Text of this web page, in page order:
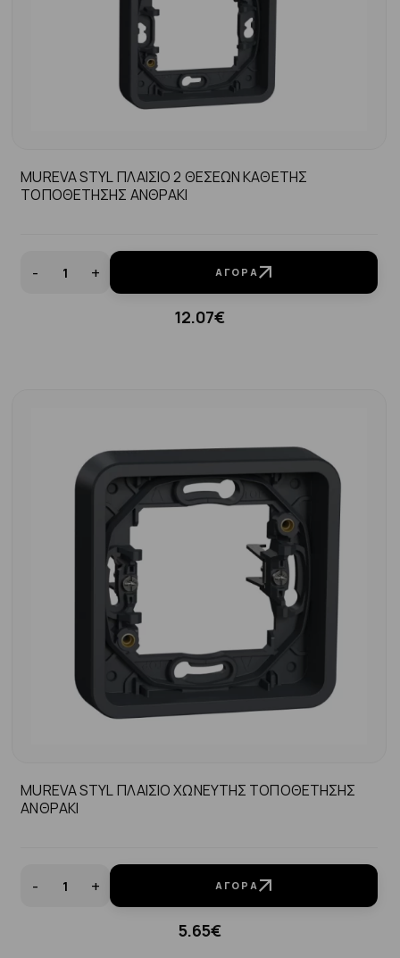
MUREVA STYL ΠΛΑΙΣΙΟ 2 ΘΕΣΕΩΝ ΚΑΘΕΤΗΣ
ΤΟΠΟΘΕΤΗΣΗΣ ΑΝΘΡΑΚΙ
- + ΑΓΟΡΆ
12.07€
MUREVA STYL ΠΛΑΙΣΙΟ ΧΩΝΕΥΤΗΣ ΤΟΠΟΘΕΤΗΣΗΣ
ΑΝΘΡΑΚΙ
- + ΑΓΟΡΆ
5.65€